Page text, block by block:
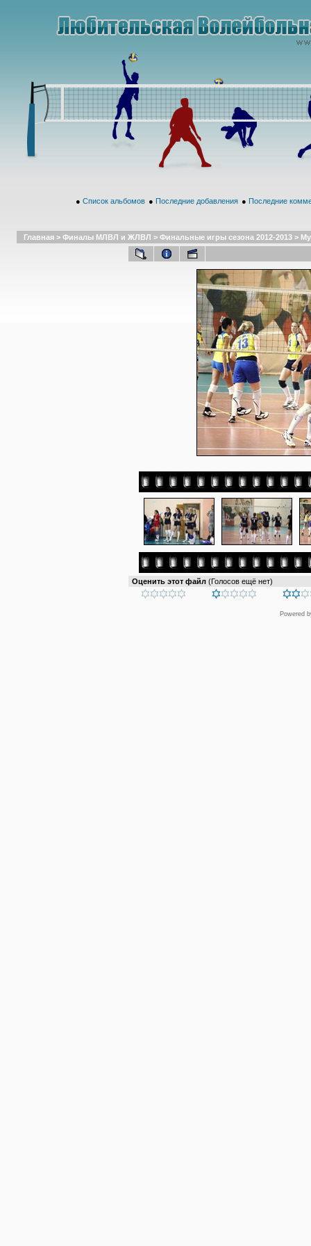
● Список альбомов ● Последние добавления ● Последние
Главная > Финалы МЛВЛ и ЖЛВЛ > Финальные игры сезона 2012-2013 >
Оценить этот файл (Голосов ещё нет)
Powered